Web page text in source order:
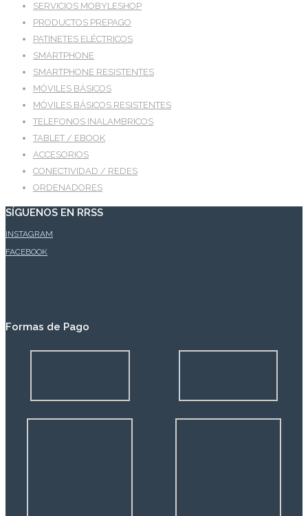
SERVICIOS MOBYLESHOP
PRODUCTOS PREPAGO
PATINETES ELÉCTRICOS
SMARTPHONE
SMARTPHONE RESISTENTES
MÓVILES BÁSICOS
MÓVILES BÁSICOS RESISTENTES
TELEFONOS INALAMBRICOS
TABLET / EBOOK
ACCESORIOS
CONECTIVIDAD / REDES
ORDENADORES
SÍGUENOS EN RRSS
INSTAGRAM
FACEBOOK
Formas de Pago